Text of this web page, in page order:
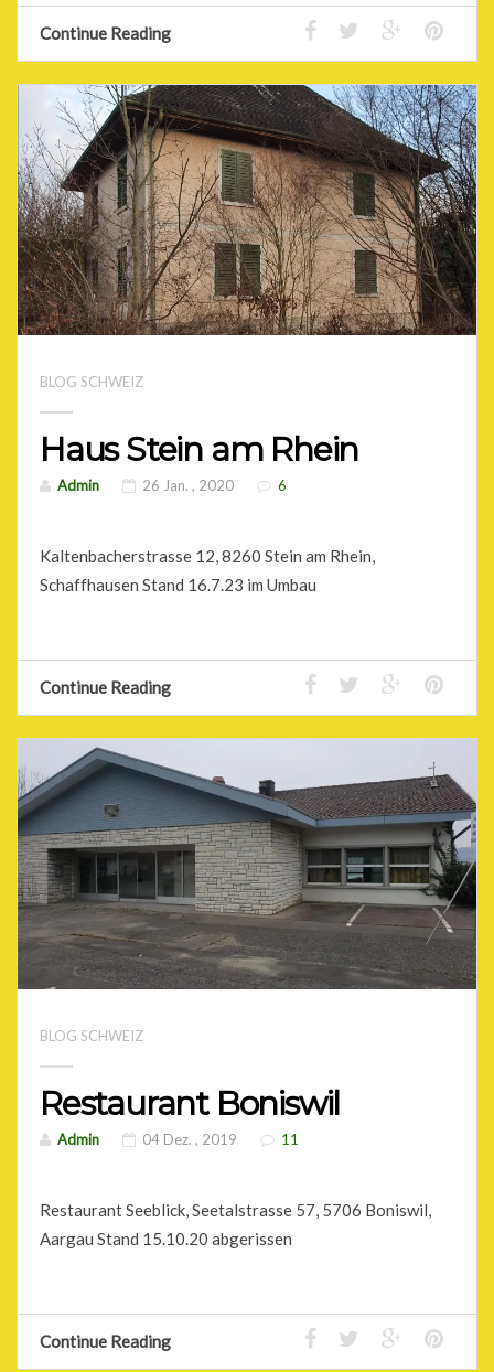
Continue Reading
BLOG SCHWEIZ
Haus Stein am Rhein
Admin 26 Jan. , 2020 6
Kaltenbacherstrasse 12, 8260 Stein am Rhein,
Schaffhausen Stand 16.7.23 im Umbau
Continue Reading
BLOG SCHWEIZ
Restaurant Boniswil
Admin 04 Dez. , 2019 11
Restaurant Seeblick, Seetalstrasse 57, 5706 Boniswil,
Aargau Stand 15.10.20 abgerissen
Continue Reading